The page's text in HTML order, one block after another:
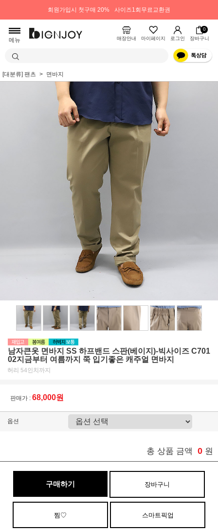
회원가입시 첫구매 20% 사이즈1회무료교환권
메뉴 매장안내 마이페이지 로그인
0
장바구니
[대분류] 팬츠 면바지
남자큰옷 면바지 SS 하프밴드 스판(베이지)-빅사이즈 C701
02지금부터 여름까지 쭉 입기좋은 캐주얼 면바지
허리 54인치까지
판매가 : 68,000원
옵션
총 상품 금액 0 원
구매하기 장바구니
찜♡ 스마트픽업